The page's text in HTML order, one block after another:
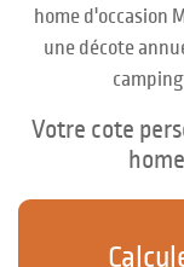
home d'occasion
une décote
Votre cote